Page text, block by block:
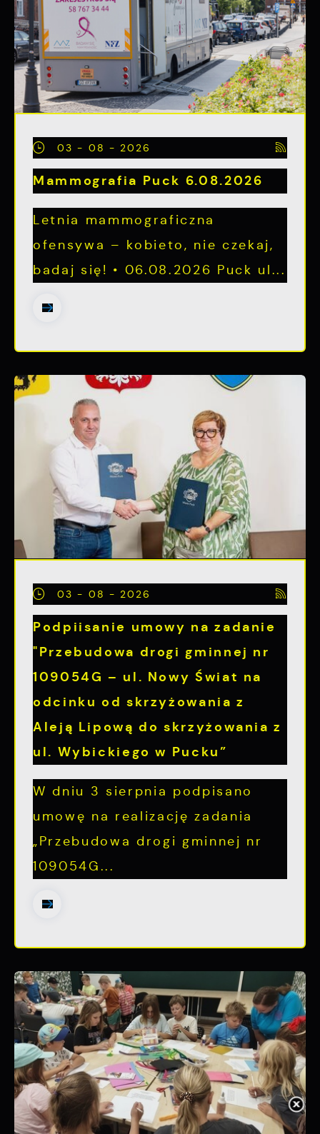
03 - 08 - 2026
Mammografia Puck 6.08.2026
Letnia mammograficzna
ofensywa – kobieto, nie czekaj,
badaj się! • 06.08.2026 Puck ul...
03 - 08 - 2026
Podpiisanie umowy na zadanie
"Przebudowa drogi gminnej nr
109054G – ul. Nowy Świat na
odcinku od skrzyżowania z
Aleją Lipową do skrzyżowania z
ul. Wybickiego w Pucku”
W dniu 3 sierpnia podpisano
umowę na realizację zadania
„Przebudowa drogi gminnej nr
109054G...